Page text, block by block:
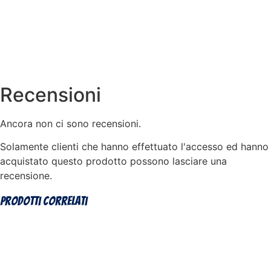
Recensioni
Ancora non ci sono recensioni.
Solamente clienti che hanno effettuato l'accesso ed hanno
acquistato questo prodotto possono lasciare una
recensione.
Prodotti correlati